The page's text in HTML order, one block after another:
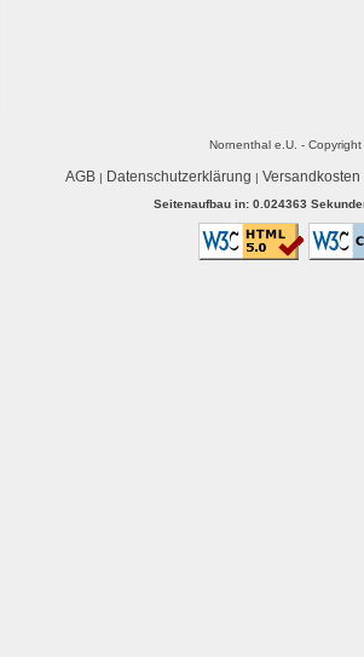
Nornenthal e.U. -
AGB| Datenschutzerklärung | Versandkosten
Seitenaufbau in: 0.024363